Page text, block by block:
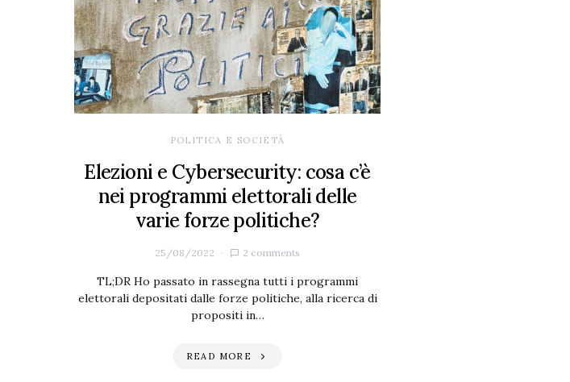
POLITICA E SOCIETÀ
Elezioni e Cybersecurity: cosa c’è
nei programmi elettorali delle
varie forze politiche?
25/08/2022 2 comments
TL;DR Ho passato in rassegna tutti i programmi
elettorali depositati dalle forze politiche, alla ricerca di
propositi in…
READ MORE